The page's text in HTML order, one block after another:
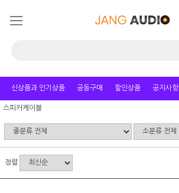
신상품과 인기상품 공동구매 할인상품 공지사항
스피커케이블
정렬